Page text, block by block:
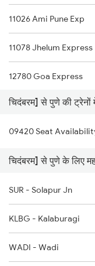
11026 Ami Pune Exp
11078 Jhelum Express
12780 Goa Express
11424 Solapur Express
11040 Maharashtra
11402 Nandigram Exp
1006 Pdy Dr Exp
1007 Deccan Express
1008 Deccan Express
चिदंबरम] से पुणे की ट्रेनों
09420 Seat
चिदंबरम] से पुणे के लिए
SUR - Solapur Jn
KLBG - Kalaburagi
WADI - Wadi